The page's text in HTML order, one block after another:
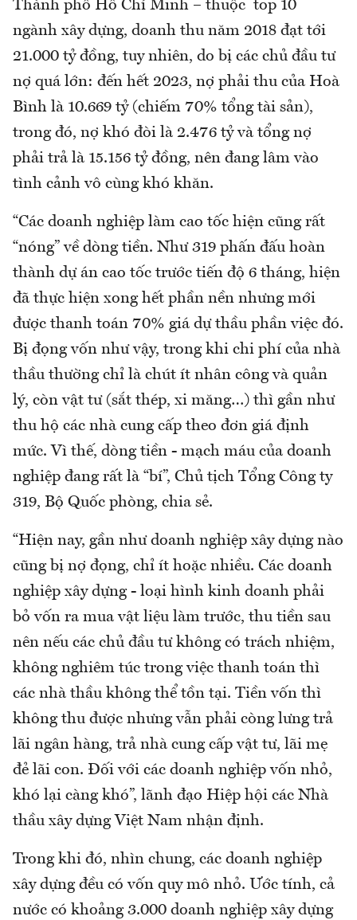
Thành phố Hồ Chí Minh – thuộc top 10
ngành xây dựng, doanh thu năm 2018 đạt tới
21.000 tỷ đồng, tuy nhiên, do bị các chủ đầu tư
nợ quá lớn: đến hết 2023, nợ phải thu của Hoà
Bình là 10.669 tỷ (chiếm 70% tổng tài sản),
trong đó, nợ khó đòi là 2.476 tỷ và tổng nợ
phải trả là 15.156 tỷ đồng, nên đang lâm vào
tình cảnh vô cùng khó khăn.
“Các doanh nghiệp làm cao tốc hiện cũng rất
“nóng” về dòng tiền. Như 319 phấn đấu hoàn
thành dự án cao tốc trước tiến độ 6 tháng, hiện
đã thực hiện xong hết phần nền nhưng mới
được thanh toán 70% giá dự thầu phần việc đó.
Bị đọng vốn như vậy, trong khi chi phí của nhà
thầu thường chỉ là chút ít nhân công và quản
lý, còn vật tư (sắt thép, xi măng…) thì gần như
thu hộ các nhà cung cấp theo đơn giá định
mức. Vì thế, dòng tiền - mạch máu của doanh
nghiệp đang rất là “bí”, Chủ tịch Tổng Công ty
319, Bộ Quốc phòng, chia sẻ.
“Hiện nay, gần như doanh nghiệp xây dựng nào
cũng bị nợ đọng, chỉ ít hoặc nhiều. Các doanh
nghiệp xây dựng - loại hình kinh doanh phải
bỏ vốn ra mua vật liệu làm trước, thu tiền sau
nên nếu các chủ đầu tư không có trách nhiệm,
không nghiêm túc trong việc thanh toán thì
các nhà thầu không thể tồn tại. Tiền vốn thì
không thu được nhưng vẫn phải còng lưng trả
lãi ngân hàng, trả nhà cung cấp vật tư, lãi mẹ
đẻ lãi con. Đối với các doanh nghiệp vốn nhỏ,
khó lại càng khó”, lãnh đạo Hiệp hội các Nhà
thầu xây dựng Việt Nam nhận định.
Trong khi đó, nhìn chung, các doanh nghiệp
xây dựng đều có vốn quy mô nhỏ. Ước tính, cả
nước có khoảng 3.000 doanh nghiệp xây dựng